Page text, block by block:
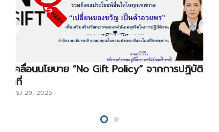
ขับเคลื่อนนโยบาย “No Gift Policy” จากการปฏิบัติ
หน้าที่
ธันวาคม 29, 2025